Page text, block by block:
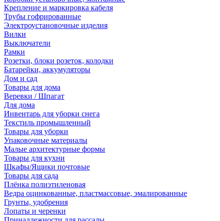
Крепление и маркировка кабеля
Трубы гофрированные
Электроустановочные изделия
Вилки
Выключатели
Рамки
Розетки, блоки розеток, колодки
Батарейки, аккумуляторы
Дом и сад
Товары для дома
Веревки / Шпагат
Для дома
Инвентарь для уборки снега
Текстиль промышленный
Товары для уборки
Упаковочные материалы
Малые архитектурные формы
Товары для кухни
Шкафы/Ящики почтовые
Товары для сада
Плёнка полиэтиленовая
Ведра оцинкованные, пластмассовые, эмалированные
Грунты, удобрения
Лопаты и черенки